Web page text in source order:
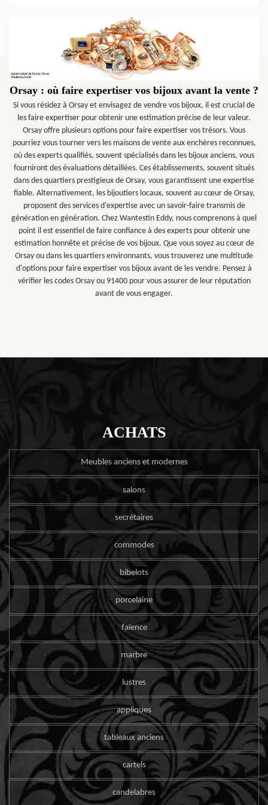
Orsay : où faire expertiser vos bijoux avant la vente ?
Si vous résidez à Orsay et envisagez de vendre vos bijoux, il est crucial de
les faire expertiser pour obtenir une estimation précise de leur valeur.
Orsay offre plusieurs options pour faire expertiser vos trésors. Vous
pourriez vous tourner vers les maisons de vente aux enchères reconnues,
où des experts qualifiés, souvent spécialisés dans les bijoux anciens, vous
fourniront des évaluations détaillées. Ces établissements, souvent situés
dans des quartiers prestigieux de Orsay, vous garantissent une expertise
fiable. Alternativement, les bijoutiers locaux, souvent au cœur de Orsay,
proposent des services d'expertise avec un savoir-faire transmis de
génération en génération. Chez Wantestin Eddy, nous comprenons à quel
point il est essentiel de faire confiance à des experts pour obtenir une
estimation honnête et précise de vos bijoux. Que vous soyez au cœur de
Orsay ou dans les quartiers environnants, vous trouverez une multitude
d'options pour faire expertiser vos bijoux avant de les vendre. Pensez à
vérifier les codes Orsay ou 91400 pour vous assurer de leur réputation
avant de vous engager.
ACHATS
Meubles anciens et modernes
salons
secrétaires
commodes
bibelots
porcelaine
faïence
marbre
lustres
appliques
tableaux anciens
cartels
candelabres